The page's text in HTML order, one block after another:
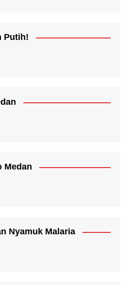
Putih!
Medan
Nyamuk Malaria